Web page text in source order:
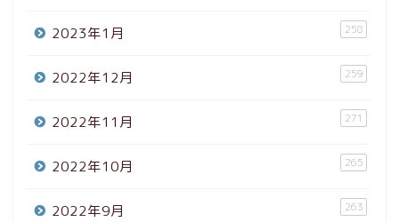
2023年1月 258
2022年12月 259
2022年11月 271
2022年10月 265
2022年9月 263